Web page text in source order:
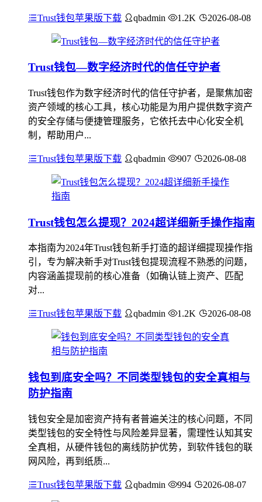
Trust钱包苹果版下载 qbadmin 1.2K 2026-08-08
Trust钱包—数字经济时代的信任守护者
Trust钱包作为数字经济时代的信任守护者，是聚焦加密
资产领域的核心工具，核心功能是为用户提供数字资产
的安全存储与便捷管理服务，它依托去中心化安全机
制，帮助用户...
Trust钱包苹果版下载 qbadmin 907 2026-08-08
Trust钱包怎么提现？2024超详细新手操作指南
本指南为2024年Trust钱包新手打造的超详细提现操作指
引，专为解决新手对Trust钱包提现流程不熟悉的问题，
内容涵盖提现前的核心准备（如确认链上资产、匹配
对...
Trust钱包苹果版下载 qbadmin 1.2K 2026-08-08
钱包到底安全吗？不同类型钱包的安全真相与
防护指南
钱包安全是加密资产持有者普遍关注的核心问题，不同
类型钱包的安全特性与风险差异显著，需理性认知其安
全真相，从硬件钱包的离线防护优势，到软件钱包的联
网风险，再到纸质...
Trust钱包苹果版下载 qbadmin 994 2026-08-07